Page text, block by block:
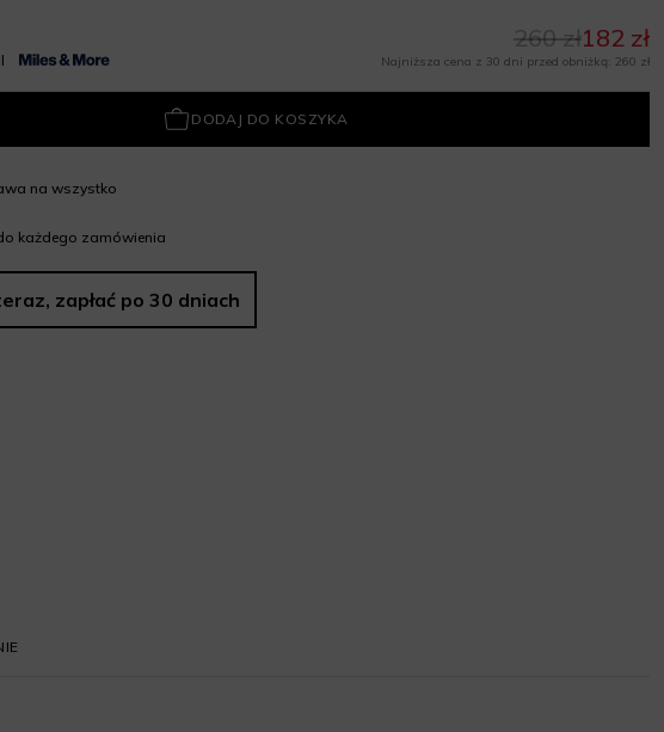
182 zł
260 zł
Najniższa cena z 30 dni przed obniżką: 260 zł
DODAJ DO KOSZYKA
na wszystko
każdego zamówienia
zapłać po 30 dniach